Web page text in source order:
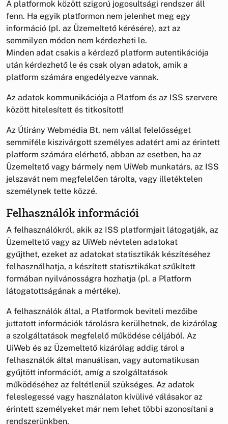
A platformok között szigorú jogosultsági rendszer áll
fenn. Ha egyik platformon nem jelenhet meg egy
információ (pl. az Üzemeltető kérésére), azt az
semmilyen módon nem kérdezheti le.
Minden adat csakis a kérdező platform autentikációja
után kérdezhető le és csak olyan adatok, amik a
platform számára engedélyezve vannak.
Az adatok kommunikációja a Platfom és az ISS szervere
között hitelesített és titkosított!
Az Útirány Webmédia Bt. nem vállal felelősséget
semmiféle kiszivárgott személyes adatért ami az érintett
platform számára elérhető, abban az esetben, ha az
Üzemeltető vagy bármely nem UiWeb munkatárs, az ISS
jelszavát nem megfelelően tárolta, vagy illetéktelen
személynek tette közzé.
Felhasználók információi
A felhasználókról, akik az ISS platformjait látogatják, az
Üzemeltető vagy az UiWeb névtelen adatokat
gyűjthet, ezeket az adatokat statisztikák készítéséhez
felhasználhatja, a készített statisztikákat szűkített
formában nyilvánosságra hozhatja (pl. a Platform
látogatottságának a mértéke).
A felhasználók által, a Platformok beviteli mezőibe
juttatott információk tárolásra kerülhetnek, de kizárólag
a szolgáltatások megfelelő működése céljából. Az
UiWeb és az Üzemeltető kizárólag addig tárol a
felhasználók által manuálisan, vagy automatikusan
gyűjtött információt, amíg a szolgáltatások
működéséhez az feltétlenül szükséges. Az adatok
feleslegessé vagy használaton kívülivé válásakor az
érintett személyeket már nem lehet többi azonosítani a
rendszerünkben.